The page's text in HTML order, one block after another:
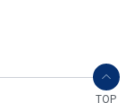
TOP